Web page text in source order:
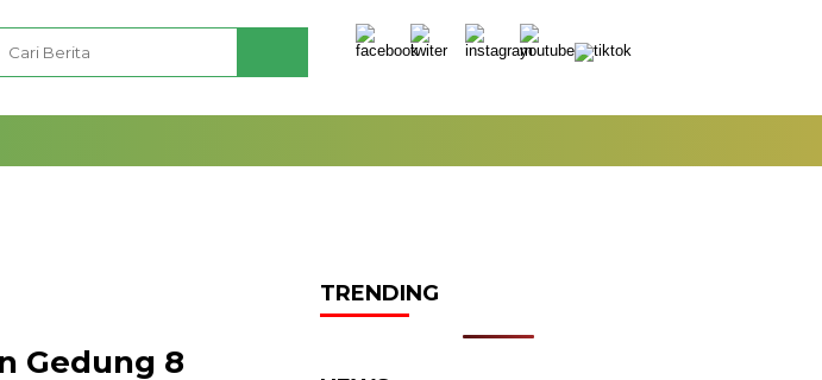
Gedung 8
TRENDING